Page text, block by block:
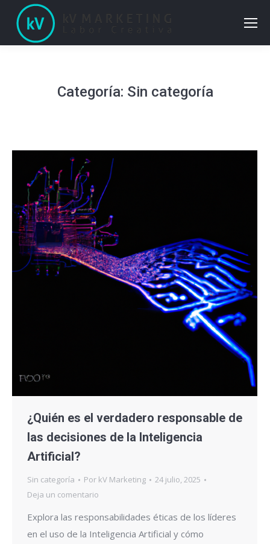
Categoría: Sin categoría
¿Quién es el verdadero responsable de
las decisiones de la Inteligencia
Artificial?
Sin categoría Por kV Marketing
24 julio, 2025
Deja un comentario
Explora las responsabilidades éticas de los líderes
en el uso de la Inteligencia Artificial y cómo